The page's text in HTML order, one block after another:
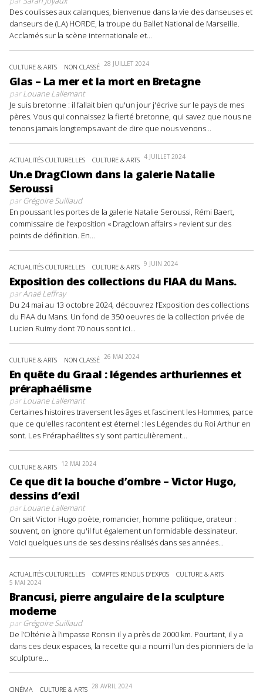
Des coulisses aux calanques, bienvenue dans la vie des danseuses et
danseurs de (LA) HORDE, la troupe du Ballet National de Marseille.
Acclamés sur la scène internationale et...
CULTURE & ARTS NON CLASSÉ 28 JUILLET 2024
Glas – La mer et la mort en Bretagne
parLouane Lallemant
Je suis bretonne : il fallait bien qu'un jour j'écrive sur le pays de mes
pères. Vous qui connaissez la fierté bretonne, qui savez que nous ne
tenons jamais longtemps avant de dire que nous venons...
ACTUALITÉS CULTURELLES CULTURE & ARTS 4 JUILLET 2024
Un.e DragClown dans la galerie Natalie
Seroussi
parGrégoire Suillaud
En poussant les portes de la galerie Natalie Seroussi, Rémi Baert,
commissaire de l’exposition « Dragclown affairs » revient sur des
points de définition. En...
ACTUALITÉS CULTURELLES CULTURE & ARTS 9 JUIN 2024
Exposition des collections du FIAA du Mans.
parAnaë Leffray
Du 24 mai au 13 octobre 2024, découvrez l’Exposition des collections
du FIAA du Mans. Un fond de 350 oeuvres de la collection privée de
Lucien Ruimy dont 70 nous sont ici...
CULTURE & ARTS NON CLASSÉ 26 MAI 2024
En quête du Graal : légendes arthuriennes et
préraphaélisme
parLouane Lallemant
Certaines histoires traversent les âges et fascinent les Hommes, parce
que ce qu'elles racontent est éternel : les Légendes du Roi Arthur en
sont. Les Préraphaélites s'y sont particulièrement...
CULTURE & ARTS 12 MAI 2024
Ce que dit la bouche d’ombre – Victor Hugo,
dessins d’exil
parLouane Lallemant
On sait Victor Hugo poète, romancier, homme politique, orateur :
souvent, on ignore qu'il fut également un formidable dessinateur.
Voici quelques uns de ses dessins réalisés dans ses années...
ACTUALITÉS CULTURELLES COMPTES RENDUS D'EXPOS CULTURE & ARTS
5 MAI 2024
Brancusi, pierre angulaire de la sculpture
moderne
parGrégoire Suillaud
De l’Olténie à l’impasse Ronsin il y a près de 2000 km. Pourtant, il y a
dans ces deux espaces, la recette qui a nourri l’un des pionniers de la
sculpture...
CINÉMA CULTURE & ARTS 28 AVRIL 2024